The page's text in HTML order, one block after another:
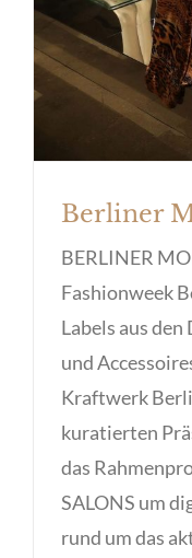
Berliner
BERLINER
Fashionweek
Labels aus
und
Kraftwerk
kuratierten
das
SALONS um
rund um das